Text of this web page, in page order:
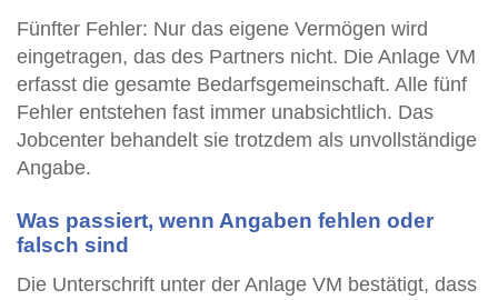
Fünfter Fehler: Nur das eigene Vermögen wird
eingetragen, das des Partners nicht. Die Anlage VM
erfasst die gesamte Bedarfsgemeinschaft. Alle fünf
Fehler entstehen fast immer unabsichtlich. Das
Jobcenter behandelt sie trotzdem als unvollständige
Angabe.
Was passiert, wenn Angaben fehlen oder
falsch sind
Die Unterschrift unter der Anlage VM bestätigt, dass